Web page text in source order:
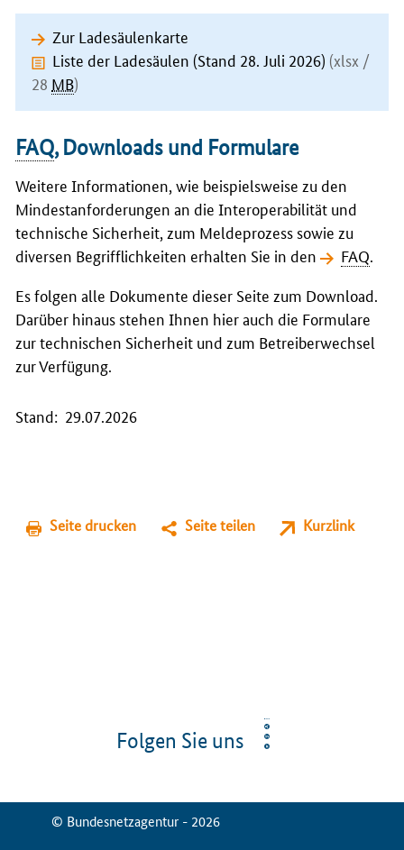
Zur Ladesäulenkarte
Liste der Ladesäulen (Stand 28. Juli 2026) (xlsx /
28 MB)
FAQ,Downloads und Formulare
Weitere Informationen, wie beispielsweise zu den
Mindestanforderungen an die Interoperabilität und
technische Sicherheit, zum Meldeprozess sowie zu
diversen Begrifflichkeiten erhalten Sie in den
FAQ.
Es folgen alle Dokumente dieser Seite zum Download.
Darüber hinaus stehen Ihnen hier auch die Formulare
zur technischen Sicherheit und zum Betreiberwechsel
zur Verfügung.
Stand: 29.07.2026
Seite drucken Seite teilen Kurzlink
Folgen Sie uns
© Bundesnetzagentur - 2026